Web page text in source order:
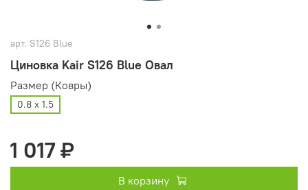
арт. S126 Blue
Циновка Kair S126 Blue Овал
Размер (Ковры)
0.8 х 1.5
1 017 ₽
В корзину